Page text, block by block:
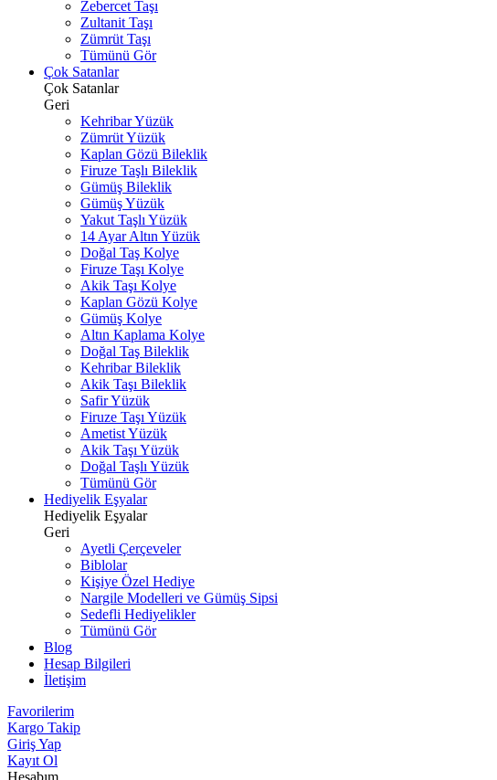
Zebercet Taşı
Zultanit Taşı
Zümrüt Taşı
Tümünü Gör
Çok Satanlar
Çok Satanlar
Geri
Kehribar Yüzük
Zümrüt Yüzük
Kaplan Gözü Bileklik
Firuze Taşlı Bileklik
Gümüş Bileklik
Gümüş Yüzük
Yakut Taşlı Yüzük
14 Ayar Altın Yüzük
Doğal Taş Kolye
Firuze Taşı Kolye
Akik Taşı Kolye
Kaplan Gözü Kolye
Gümüş Kolye
Altın Kaplama Kolye
Doğal Taş Bileklik
Kehribar Bileklik
Akik Taşı Bileklik
Safir Yüzük
Firuze Taşı Yüzük
Ametist Yüzük
Akik Taşı Yüzük
Doğal Taşlı Yüzük
Tümünü Gör
Hediyelik Eşyalar
Hediyelik Eşyalar
Geri
Ayetli Çerçeveler
Biblolar
Kişiye Özel Hediye
Nargile Modelleri ve Gümüş Sipsi
Sedefli Hediyelikler
Tümünü Gör
Blog
Hesap Bilgileri
İletişim
Favorilerim
Kargo Takip
Giriş Yap
Kayıt Ol
Hesabım